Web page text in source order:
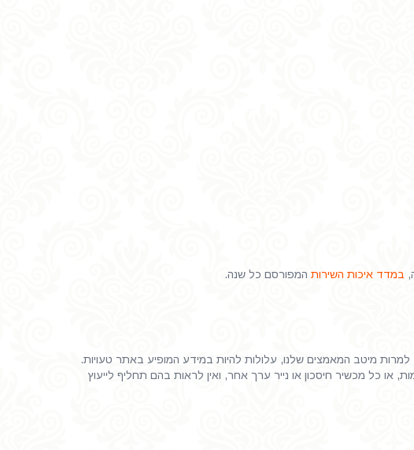
במדד איכות השירות המפורסם כל שנה.
למרות מיטב המאמצים שלנו, עלולות להיות במידע המופיע באתר טעויות.
או כל מכשיר חיסכון או נייר ערך אחר, ואין לראות בהם תחליף לייעוץ